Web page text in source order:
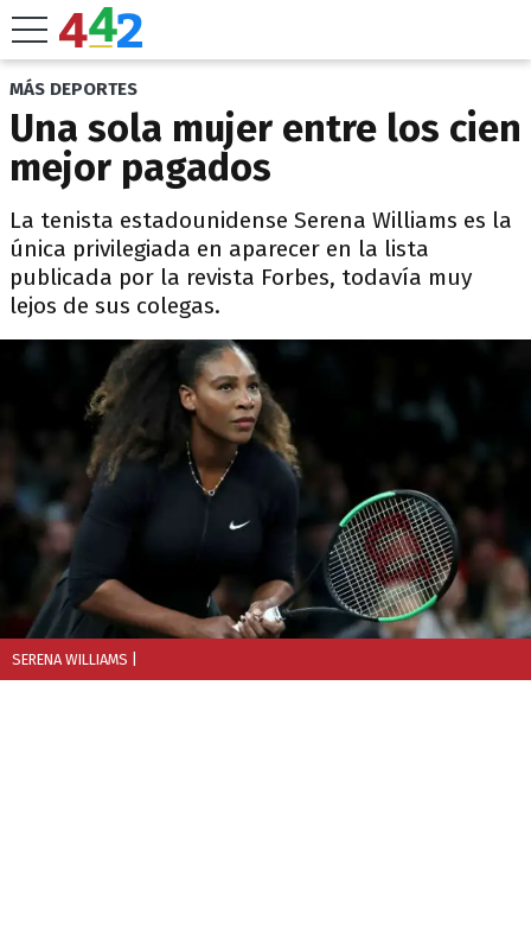
MÁS DEPORTES
Una sola mujer entre los cien
mejor pagados
La tenista estadounidense Serena Williams es la
única privilegiada en aparecer en la lista
publicada por la revista Forbes, todavía muy
lejos de sus colegas.
SERENA WILLIAMS